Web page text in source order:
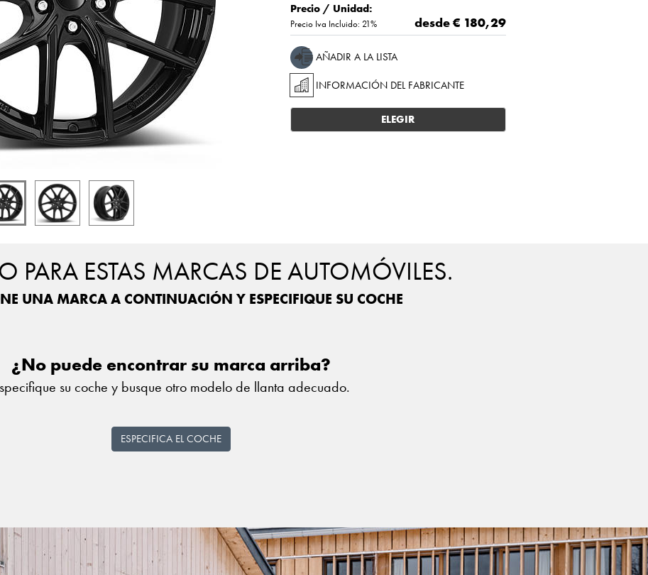
Precio / Unidad:
Precio Iva Incluido: 21% desde € 180,29
AÑADIR A LA LISTA
INFORMACIÓN DEL FABRICANTE
ELEGIR
PARA ESTAS MARCAS DE AUTOMÓVILES.
UNA MARCA A CONTINUACIÓN Y ESPECIFIQUE SU COCHE
¿No puede encontrar su marca arriba?
su coche y busque otro modelo de llanta adecuado.
ESPECIFICA EL COCHE